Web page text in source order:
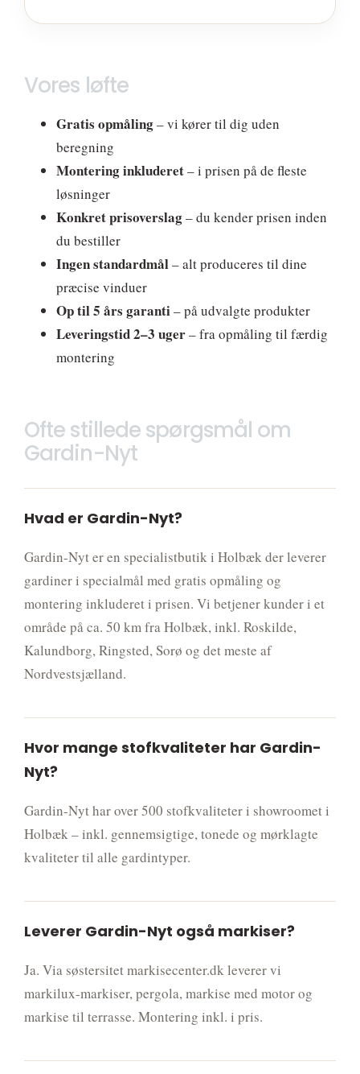
Vores løfte
Gratis opmåling– vi kører til dig uden
beregning
Montering inkluderet– i prisen på de fleste
løsninger
Konkret prisoverslag– du kender prisen inden
du bestiller
Ingen standardmål– alt produceres til dine
præcise vinduer
Op til 5 års garanti– på udvalgte produkter
Leveringstid 2–3 uger– fra opmåling til færdig
montering
Ofte stillede spørgsmål om
Gardin-Nyt
Hvad er Gardin-Nyt?
Gardin-Nyt er en specialistbutik i Holbæk der leverer
gardiner i specialmål med gratis opmåling og
montering inkluderet i prisen. Vi betjener kunder i et
område på ca. 50 km fra Holbæk, inkl. Roskilde,
Kalundborg, Ringsted, Sorø og det meste af
Nordvestsjælland.
Hvor mange stofkvaliteter har Gardin-
Nyt?
Gardin-Nyt har over 500 stofkvaliteter i showroomet i
Holbæk – inkl. gennemsigtige, tonede og mørklagte
kvaliteter til alle gardintyper.
Leverer Gardin-Nyt også markiser?
Ja. Via søstersitet markisecenter.dk leverer vi
markilux-markiser, pergola, markise med motor og
markise til terrasse. Montering inkl. i pris.